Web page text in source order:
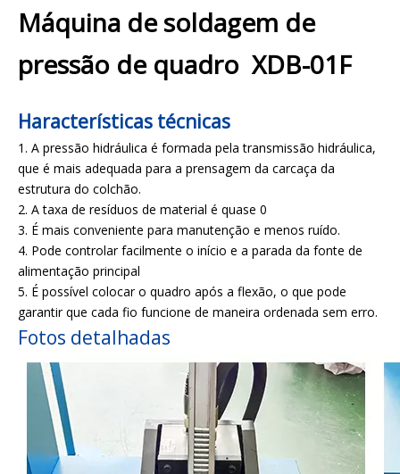
Máquina de soldagem de
pressão de quadro XDB-01F
Haracterísticas técnicas
1. A pressão hidráulica é formada pela transmissão hidráulica,
que é mais adequada para a prensagem da carcaça da
estrutura do colchão.
2. A taxa de resíduos de material é quase 0
3. É mais conveniente para manutenção e menos ruído.
4. Pode controlar facilmente o início e a parada da fonte de
alimentação principal
5. É possível colocar o quadro após a flexão, o que pode
garantir que cada fio funcione de maneira ordenada sem erro.
Fotos detalhadas